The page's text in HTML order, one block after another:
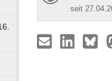
seit